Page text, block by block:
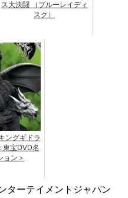
ス大決闘 （ブルーレイディ
スク）
ングギドラ
東宝DVD名
ョン＞
ターテイメントジャパン